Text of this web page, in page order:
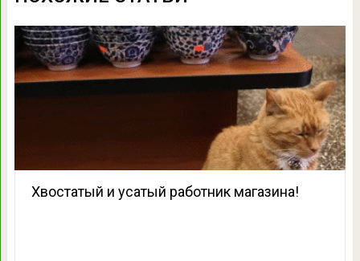
Хвостатый и усатый работник магазина!